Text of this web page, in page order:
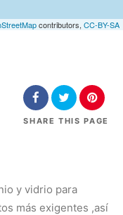
contributors, CC-BY-SA
SHARE THIS PAGE
y vidrio para
más exigentes ,así